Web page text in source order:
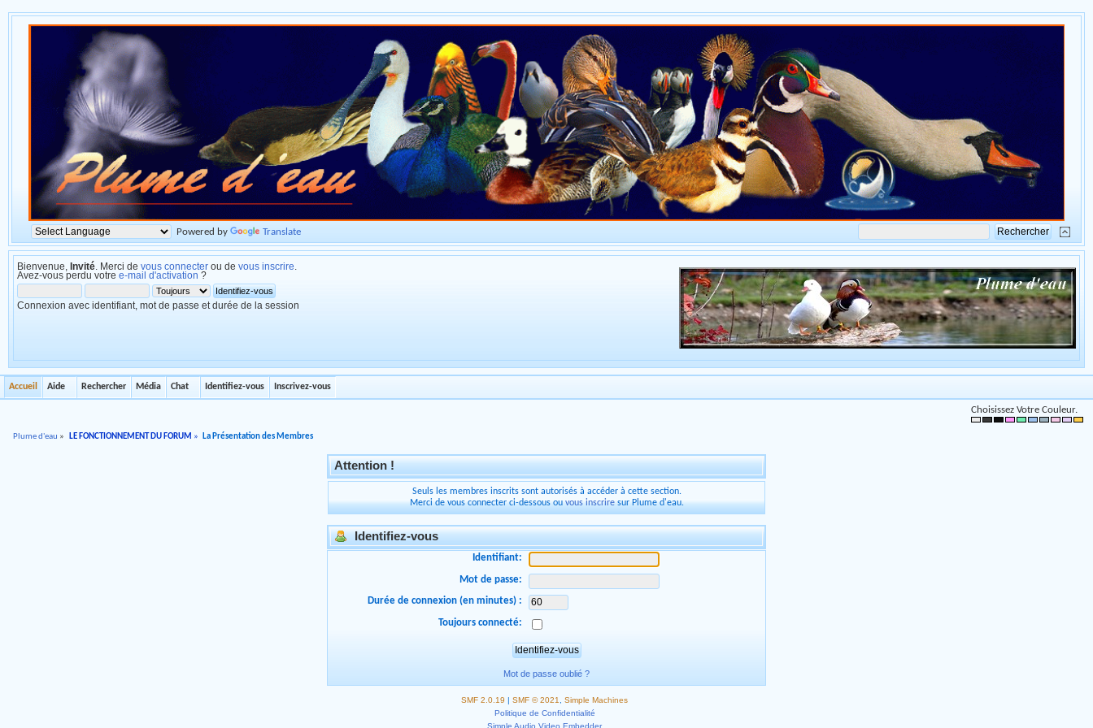
Powered by Translate
Bienvenue, Invité . Merci de vous connecter ou de vous inscrire
Avez-vous perdu votre e-mail d'activation ?
Connexion avec identifiant, mot de passe et durée de la session
Accueil Aide Rechercher Média Chat Identifiez-vous Inscrivez-vous
Choisissez Votre Couleur.
Plume d'eau » LE FONCTIONNEMENT DU FORUM » La Présentation des Membres
Attention !
Seuls les membres inscrits sont autorisés à accéder à cette section.
Merci de vous connecter ci-dessous ouvous inscriresur Plume d'eau.
Identifiez-vous
Identifiant:
Mot de passe:
Durée de connexion (en minutes) :
Toujours connecté:
Mot de passe oublié ?
SMF 2.0.19 | SMF © 2021
Simple Machines
Politique de Confidentialité
Simple Audio Video Embedder